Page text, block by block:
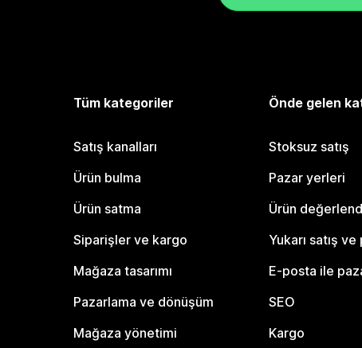
Tüm kategoriler
Satış kanalları
Ürün bulma
Ürün satma
Siparişler ve kargo
Mağaza tasarımı
Pazarlama ve dönüşüm
Mağaza yönetimi
Önde gelen
Stoksuz satış
Pazar yerleri
Ürün
Yukarı satış
E-posta ile
SEO
Kargo